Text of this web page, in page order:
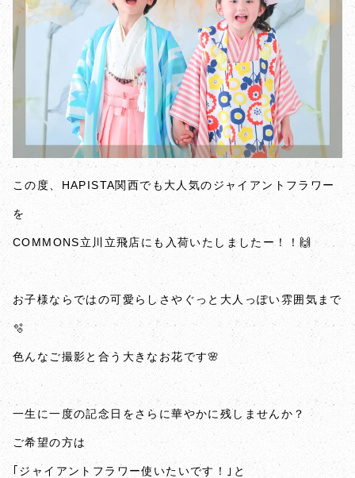
この度、HAPISTA関西でも大人気のジャイアントフラワー
を
COMMONS立川立飛店にも入荷いたしましたー！！🙌
お子様ならではの可愛らしさやぐっと大人っぽい雰囲気まで
🫧
色んなご撮影と合う大きなお花です🌸
一生に一度の記念日をさらに華やかに残しませんか？
ご希望の方は
｢ジャイアントフラワー使いたいです！｣と